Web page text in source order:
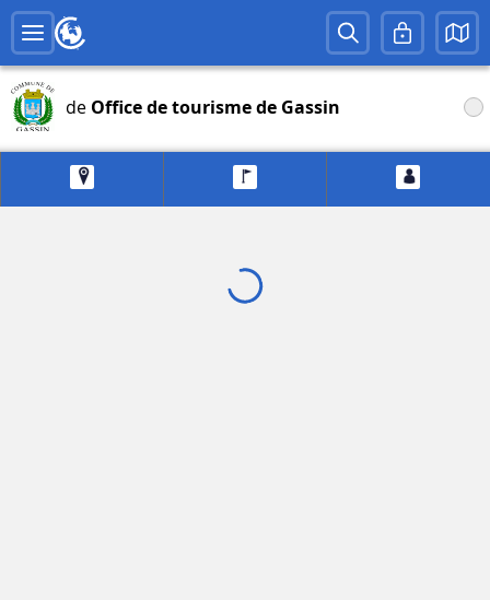
de Office de tourisme de Gassin